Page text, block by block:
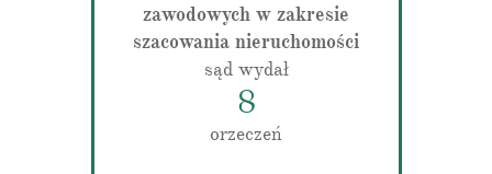
zawodowych w zakresie
szacowania nieruchomości
sąd wydał
8
orzeczeń